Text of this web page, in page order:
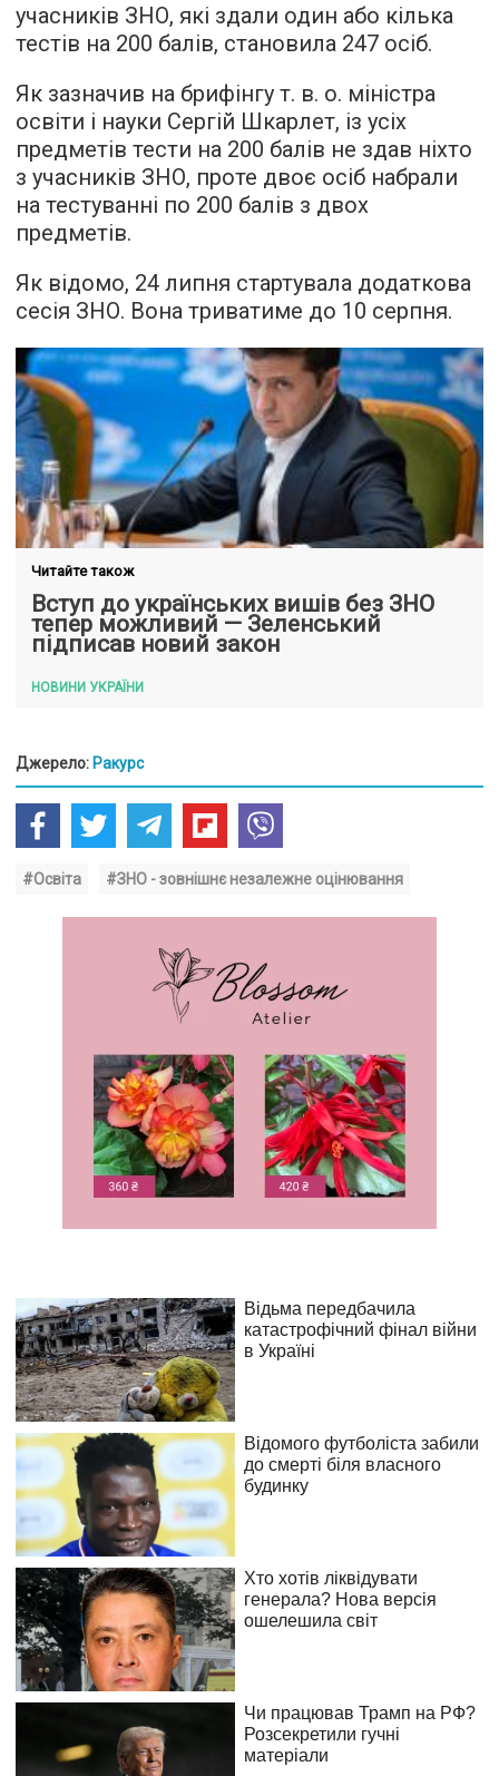
учасників ЗНО, які здали один або кілька
тестів на 200 балів, становила 247 осіб.
Як зазначив на брифінгу т. в. о. міністра
освіти і науки Сергій Шкарлет, із усіх
предметів тести на 200 балів не здав ніхто
з учасників ЗНО, проте двоє осіб набрали
на тестуванні по 200 балів з двох
предметів.
Як відомо, 24 липня стартувала додаткова
сесія ЗНО. Вона триватиме до 10 серпня.
Читайте також
Вступ до українських вишів без ЗНО
тепер можливий — Зеленський
підписав новий закон
НОВИНИ УКРАЇНИ
Джерело: Ракурс
#Освіта #ЗНО - зовнішнє незалежне оцінювання